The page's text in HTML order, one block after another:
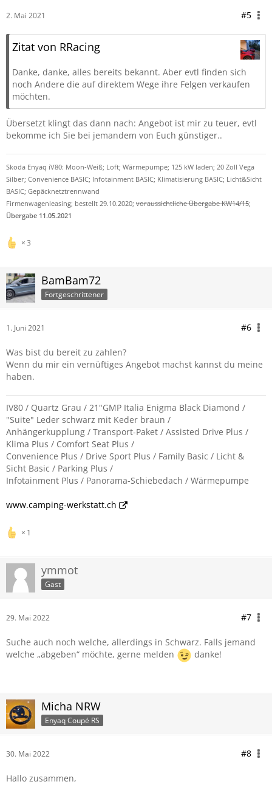
2. Mai 2021 #5
Zitat von RRacing
Danke, danke, alles bereits bekannt. Aber evtl finden sich
noch Andere die auf direktem Wege ihre Felgen verkaufen
möchten.
Übersetzt klingt das dann nach: Angebot ist mir zu teuer, evtl
bekomme ich Sie bei jemandem von Euch günstiger..
Skoda Enyaq iV80: Moon-Weiß; Loft; Wärmepumpe; 125 kW laden; 20 Zoll Vega
Silber; Convenience BASIC; Infotainment BASIC; Klimatisierung BASIC; Licht&Sicht
BASIC; Gepäcknetztrennwand
Firmenwagenleasing; bestellt 29.10.2020; voraussichtliche Übergabe KW14/15;
Übergabe 11.05.2021
3
BamBam72
Fortgeschrittener
1. Juni 2021 #6
Was bist du bereit zu zahlen?
Wenn du mir ein vernüftiges Angebot machst kannst du meine
haben.
IV80 / Quartz Grau / 21"GMP Italia Enigma Black Diamond /
"Suite" Leder schwarz mit Keder braun /
Anhängerkupplung / Transport-Paket / Assisted Drive Plus /
Klima Plus / Comfort Seat Plus /
Convenience Plus / Drive Sport Plus / Family Basic / Licht &
Sicht Basic / Parking Plus /
Infotainment Plus / Panorama-Schiebedach / Wärmepumpe
www.camping-werkstatt.ch
1
ymmot
Gast
29. Mai 2022 #7
Suche auch noch welche, allerdings in Schwarz. Falls jemand
welche „abgeben“ möchte, gerne melden
danke!
Micha NRW
Enyaq Coupé RS
30. Mai 2022 #8
Hallo zusammen,